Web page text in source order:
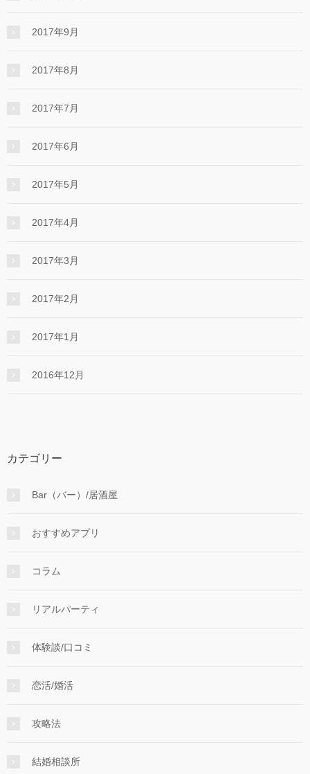
2017年9月
2017年8月
2017年7月
2017年6月
2017年5月
2017年4月
2017年3月
2017年2月
2017年1月
2016年12月
カテゴリー
Bar（バー）/居酒屋
おすすめアプリ
コラム
リアルパーティ
体験談/口コミ
恋活/婚活
攻略法
結婚相談所